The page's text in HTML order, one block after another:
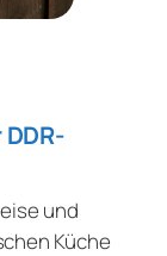
und
Küche